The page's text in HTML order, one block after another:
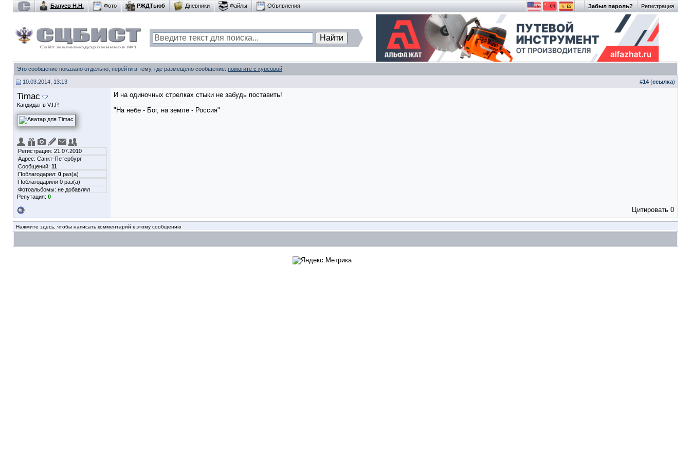
Регистрация
Забыл пароль?
Балуев Н.Н. Фото РЖДТьюб Дневники Файлы Объявления
Это сообщение показано отдельно, перейти в тему, где размещено сообщение: помогите с курсовой
10.03.2014, 13:13 #14 (ссылка)
Timac
Кандидат в V.I.P.
Регистрация: 21.07.2010
Адрес: Санкт-Петербург
Сообщений: 11
Поблагодарил: 0 раз(а)
Поблагодарили 0 раз(а)
Фотоальбомы: не добавлял
Репутация: 0
И на одиночных стрелках стыки не забудь поставить!
"На небе - Бог, на земле - Россия"
Цитировать 0
Нажмите здесь, чтобы написать комментарий к этому сообщению